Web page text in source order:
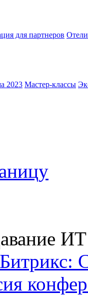
для партнеров
2023 Мастер-классы